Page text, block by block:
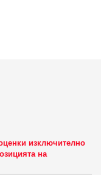
изключително
на